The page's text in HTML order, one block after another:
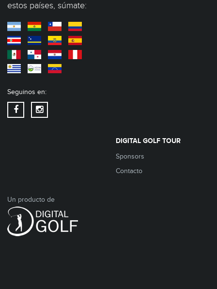
estos países, súmate:
Seguinos en:
DIGITAL GOLF TOUR
Sponsors
Contacto
Un producto de